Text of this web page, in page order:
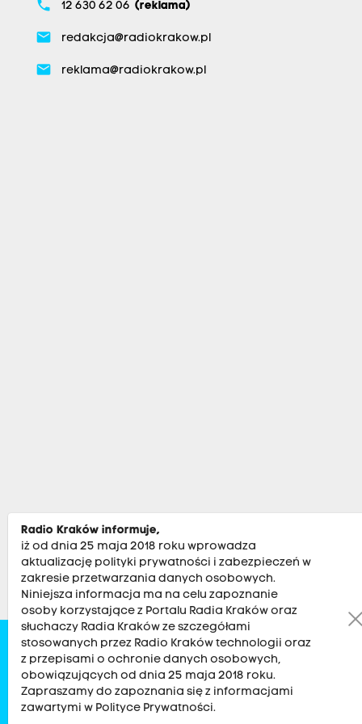
phone 12 630 62 06 (reklama)
email redakcja@radiokrakow.pl
email reklama@radiokrakow.pl
Zobacz Kultura Sport Muzyka Audycje
RADIO KRAKÓW SA. Aleja Juliusza Słowackiego 22, 30-007
Radio Kraków informuje,
iż od dnia 25 maja 2018 roku wprowadza
aktualizację polityki prywatności i zabezpieczeń w
zakresie przetwarzania danych osobowych.
Niniejsza informacja ma na celu zapoznanie
osoby korzystające z Portalu Radia Kraków oraz
słuchaczy Radia Kraków ze szczegółami
stosowanych przez Radio Kraków technologii oraz
z przepisami o ochronie danych osobowych,
obowiązujących od dnia 25 maja 2018 roku.
Zapraszamy do zapoznania się z informacjami
zawartymi w Polityce Prywatności.